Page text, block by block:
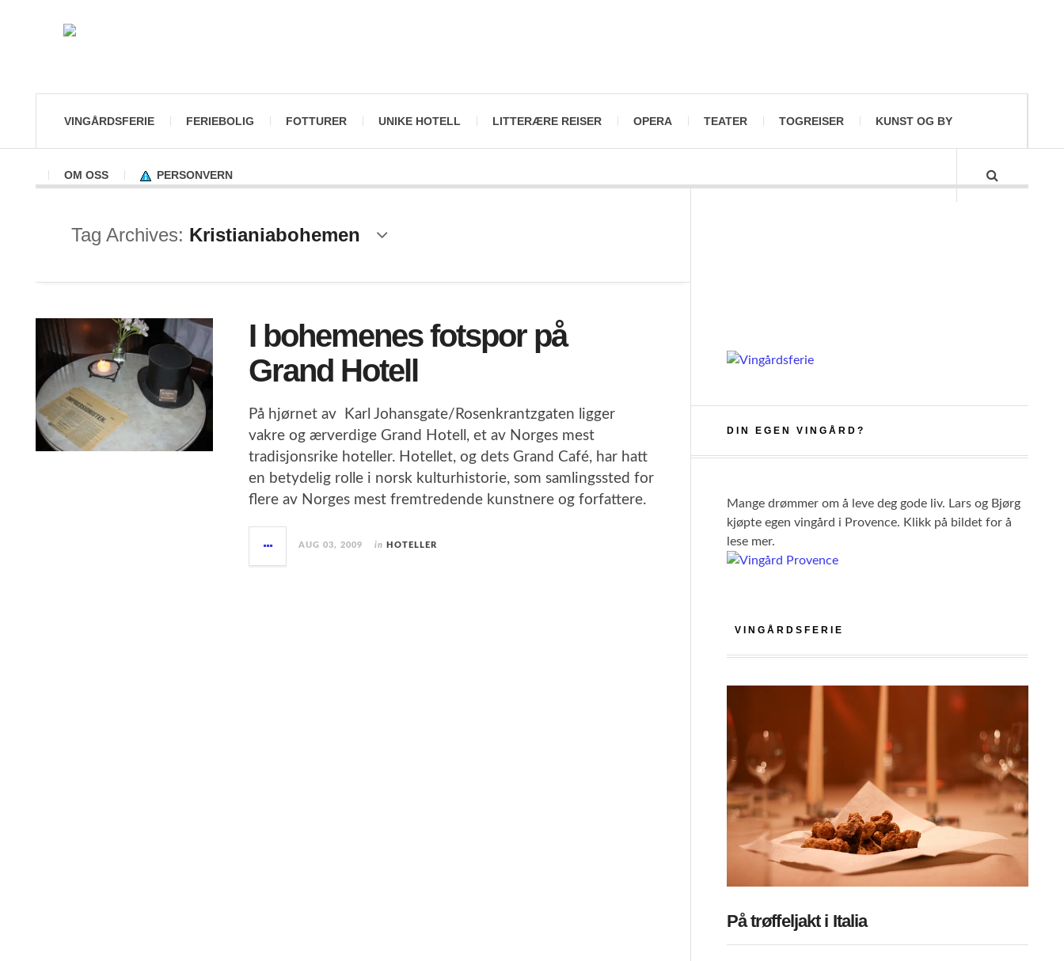
VINGÅRDSFERIE FERIEBOLIG FOTTURER UNIKE HOTELL LITTERÆRE REISER OPERA TEATER TOGREISER KUNST OG BY
OM OSS PERSONVERN
Tag Archives: Kristianiabohemen
I bohemenes fotspor på
Grand Hotell
På hjørnet av Karl Johansgate/Rosenkrantzgaten ligger
vakre og ærverdige Grand Hotell, et av Norges mest
tradisjonsrike hoteller. Hotellet, og dets Grand Café, har hatt
en betydelig rolle i norsk kulturhistorie, som samlingssted for
flere av Norges mest fremtredende kunstnere og forfattere.
AUG 03, 2009 in HOTELLER
DIN EGEN VINGÅRD?
Mange drømmer om å leve deg gode liv. Lars og Bjørg
kjøpte egen vingård i Provence. Klikk på bildet for å
lese mer.
VINGÅRDSFERIE
På trøffeljakt i Italia